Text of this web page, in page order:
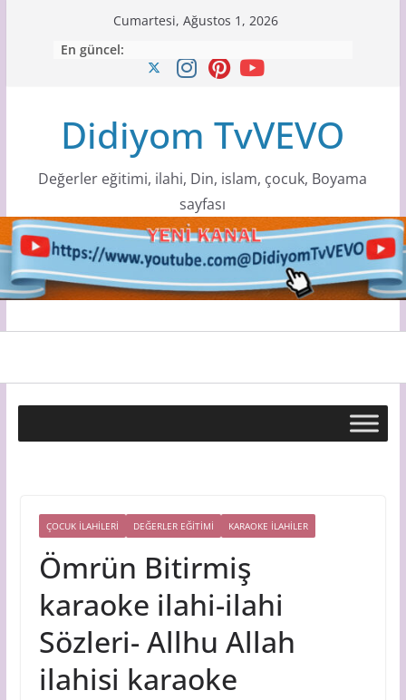
Cumartesi, Ağustos 1, 2026
En güncel:
Didiyom TvVEVO
Değerler eğitimi, ilahi, Din, islam, çocuk, Boyama
sayfası
ÇOCUK İLAHİLERİ DEĞERLER EĞİTİMİ KARAOKE İLAHILER
Ömrün Bitirmiş
karaoke ilahi-ilahi
Sözleri- Allhu Allah
ilahisi karaoke